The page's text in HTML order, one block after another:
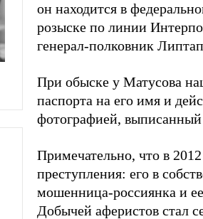
он находится в
розыске по линии
генерал-полковник
При обыске у Матусова
паспорта на его имя и
фотографией,
Примечательно, что в
преступления: его в
мошенница-россиянка и
Добычей аферистов стал